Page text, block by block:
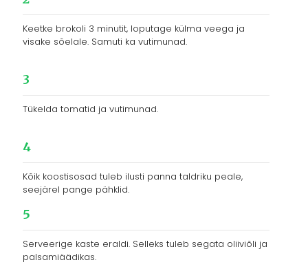
Keetke brokoli 3 minutit, loputage külma veega ja
visake sõelale. Samuti ka vutimunad.
3
Tükelda tomatid ja vutimunad.
4
Kõik koostisosad tuleb ilusti panna taldriku peale,
seejärel pange pähklid.
5
Serveerige kaste eraldi. Selleks tuleb segata oliiviõli ja
palsamiäädikas.